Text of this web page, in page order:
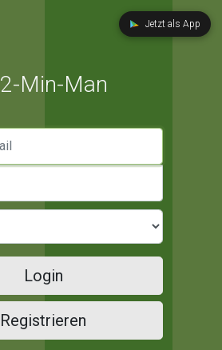
Jetzt als App
2-Min-Man
Login
Registrieren